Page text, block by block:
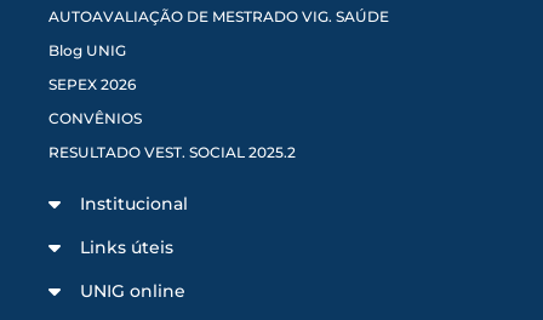
AUTOAVALIAÇÃO DE MESTRADO VIG. SAÚDE
Blog UNIG
SEPEX 2026
CONVÊNIOS
RESULTADO VEST. SOCIAL 2025.2
Institucional
Links úteis
UNIG online